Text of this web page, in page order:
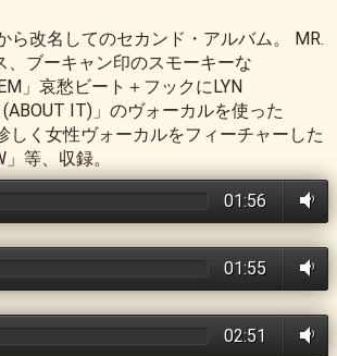
ら改名してのセカンド・アルバム。 MR.
、ブーキャン印のスモーキーな
」哀愁ビート＋フックにLYN
IT)」のヴォーカルを使った
しく女性ヴォーカルをフィーチャーした
」等、収録。
01:56
01:55
02:51